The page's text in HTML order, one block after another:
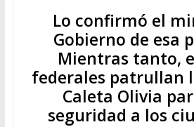
Lo confirmó el
Gobierno de esa
Mientras tanto,
federales patrullan
Caleta Olivia
seguridad a los